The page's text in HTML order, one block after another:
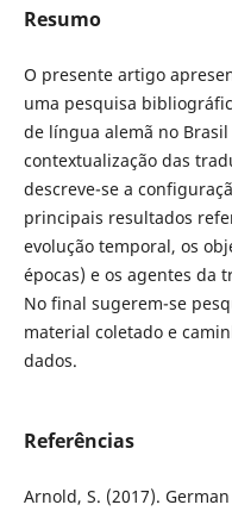
Resumo
O presente artigo
uma pesquisa
de língua alemã no
contextualização das
descreve-se a
principais resultados
evolução temporal, os
épocas) e os agentes da
No final sugerem-se
material coletado e
dados.
Referências
Arnold, S. (2017).